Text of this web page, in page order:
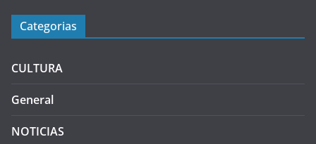
Categorias
CULTURA
General
NOTICIAS